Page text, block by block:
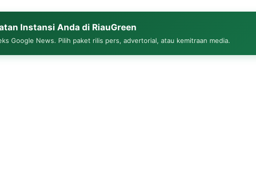
Instansi Anda di RiauGreen
Google News. Pilih paket rilis pers, advertorial, atau kemitraan media.